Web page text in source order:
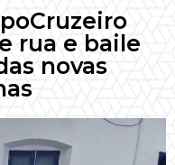
rua e baile
novas